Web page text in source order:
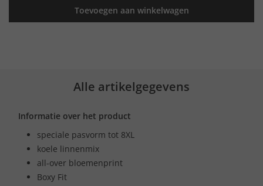
Toevoegen aan winkelwagen
Alle artikelgegevens
Informatie over het product
speciale pasvorm tot 8XL
koele linnenmix
all-over bloemenprint
Boxy Fit